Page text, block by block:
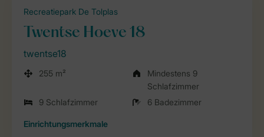
Recreatiepark De Tolplas
Twentse Hoeve 18
twentse18
255 m²
Mindestens 9
Schlafzimmer
9 Schlafzimmer
6 Badezimmer
Einrichtungsmerkmale